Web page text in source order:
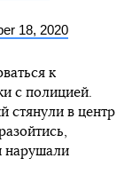
18, 2020
к
с полицией.
стянули в центр
нарушали